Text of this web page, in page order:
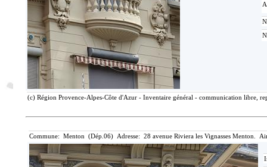
(c) Région Provence-Alpes-Côte d'Azur - Inventaire général - communication libre,
Commune: Menton (Dép.06) Adresse: 28 avenue Riviera les Vignasses Menton.